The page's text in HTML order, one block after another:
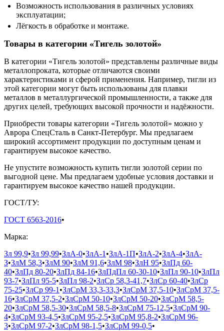
Возможность использования в различных условиях
эксплуатации;
Лёгкость в обработке и монтаже.
Товары в категории «Тигель золотой»
В категории «Тигель золотой» представлены различные виды
металлопроката, которые отличаются своими
характеристиками и сферой применения. Например, тигли из
этой категории могут быть использованы для плавки
металлов в металлургической промышленности, а также для
других целей, требующих высокой прочности и надёжности.
Приобрести товары категории «Тигель золотой» можно у
Аврора СпецСталь в Санкт-Петербург. Мы предлагаем
широкий ассортимент продукции по доступным ценам и
гарантируем высокое качество.
Не упустите возможность купить тигли золотой серии по
выгодной цене. Мы предлагаем удобные условия доставки и
гарантируем высокое качество нашей продукции.
ГОСТ/ТУ:
ГОСТ 6563-2016•
Марка:
Зл 99,9•Зл 99,99•ЗлА-0•ЗлА-1•ЗлА-1П•ЗлА-2•ЗлА-4•ЗлА-
З•ЗлМ 58,3•ЗлМ 90•ЗлМ 91,6•ЗлМ 98•ЗлН 95•ЗлПд 60-
40•ЗлПд 80-20•ЗлПд 84-16•ЗлПдПл 60-30-10•ЗлПл 90-10•ЗлПл
93-7•ЗлПл 95-5•ЗлПл 98-2•ЗлСр 58,3-41,7•ЗлСр 60-40•ЗлСр
75-25•ЗлСр 99-1•ЗлСрМ 33,3-33,3•ЗлСрМ 37,5-10•ЗлСрМ 37,5-
16•ЗлСрМ 37,5-2•ЗлСрМ 50-10•ЗлСрМ 50-20•ЗлСрМ 58,5-
20•ЗлСрМ 58,5-30•ЗлСрМ 58,5-8•ЗлСрМ 75-12,5•ЗлСрМ 90-
4•ЗлСрМ 93-4,5•ЗлСрМ 95-2,5•ЗлСрМ 95,8-2•ЗлСрМ 96-
3•ЗлСрМ 97-2•ЗлСрМ 98-1,5•ЗлСрМ 99-0,5•